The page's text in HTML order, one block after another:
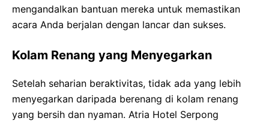
mengandalkan bantuan mereka untuk memastikan
acara Anda berjalan dengan lancar dan sukses.
Kolam Renang yang Menyegarkan
Setelah seharian beraktivitas, tidak ada yang lebih
menyegarkan daripada berenang di kolam renang
yang bersih dan nyaman. Atria Hotel Serpong